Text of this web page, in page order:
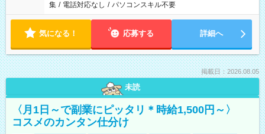
集 / 電話対応なし / パソコンスキル不要
気になる！ 応募する 詳細へ
掲載日：2026.08.05
未読
〈月1日～で副業にピッタリ＊時給1,500円～〉
コスメのカンタン仕分け